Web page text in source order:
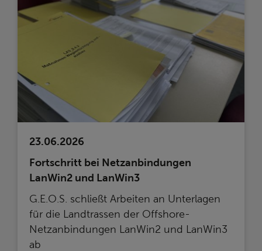
23.06.2026
Fortschritt bei Netzanbindungen
LanWin2 und LanWin3
G.E.O.S. schließt Arbeiten an Unterlagen
für die Landtrassen der Offshore-
Netzanbindungen LanWin2 und LanWin3
ab